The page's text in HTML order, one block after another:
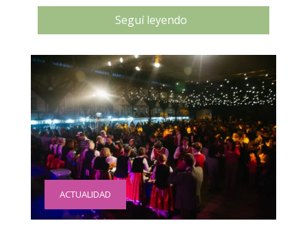
Seguí leyendo
ACTUALIDAD